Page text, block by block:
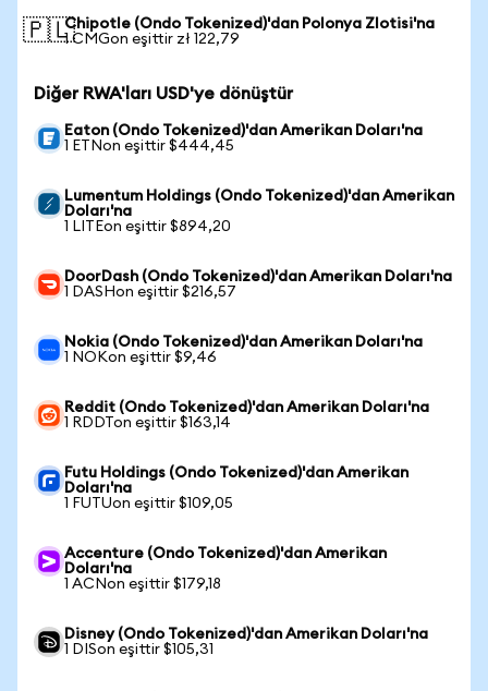
🇵🇱Chipotle (Ondo Tokenized)'dan Polonya Zlotisi'na
1 CMGon eşittir zł 122,79
Diğer RWA'ları USD'ye dönüştür
Eaton (Ondo Tokenized)'dan Amerikan Doları'na
1 ETNon eşittir $444,45
Lumentum Holdings (Ondo Tokenized)'dan Amerikan
Doları'na
1 LITEon eşittir $894,20
DoorDash (Ondo Tokenized)'dan Amerikan Doları'na
1 DASHon eşittir $216,57
Nokia (Ondo Tokenized)'dan Amerikan Doları'na
1 NOKon eşittir $9,46
Reddit (Ondo Tokenized)'dan Amerikan Doları'na
1 RDDTon eşittir $163,14
Futu Holdings (Ondo Tokenized)'dan Amerikan
Doları'na
1 FUTUon eşittir $109,05
Accenture (Ondo Tokenized)'dan Amerikan
Doları'na
1 ACNon eşittir $179,18
Disney (Ondo Tokenized)'dan Amerikan Doları'na
1 DISon eşittir $105,31